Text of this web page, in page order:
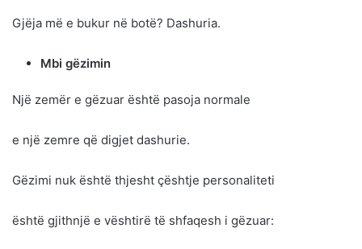
Gjëja më e bukur në botë? Dashuria.
Mbi gëzimin
Një zemër e gëzuar është pasoja normale
e një zemre që digjet dashurie.
Gëzimi nuk është thjesht çështje personaliteti
është gjithnjë e vështirë të shfaqesh i gëzuar: